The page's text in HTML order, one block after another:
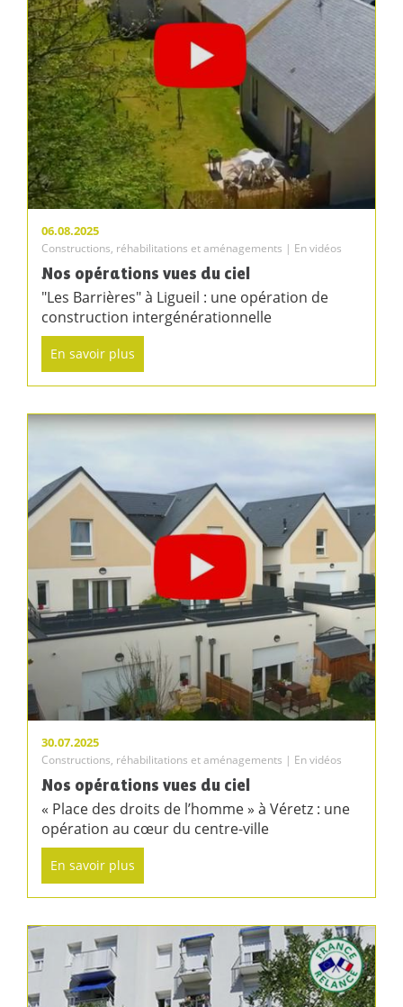
06.08.2025
Constructions, réhabilitations et aménagements | En vidéos
Nos opérations vues du ciel
"Les Barrières" à Ligueil : une opération de
construction intergénérationnelle
En savoir plus
30.07.2025
Constructions, réhabilitations et aménagements | En vidéos
Nos opérations vues du ciel
« Place des droits de l’homme » à Véretz : une
opération au cœur du centre-ville
En savoir plus